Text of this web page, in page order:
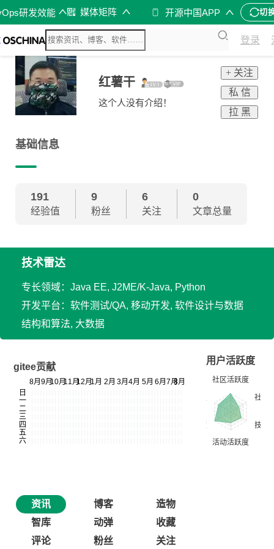
研发效能 媒体矩阵 开源中国APP 切
登录
红薯干
这个人没有介绍！
+ 关注
私 信
拉 黑
基础信息
191
经验值
9
粉丝
6
关注
0
文章总量
技术雷达
专长领域：Java EE, J2ME/K-Java, Python
开发平台：软件测试/QA, 移动开发, 软件设计与数据
结构和算法, 大数据
gitee贡献
用户活跃度
资讯 博客
造物
智库
动弹
收藏
评论
粉丝 关注